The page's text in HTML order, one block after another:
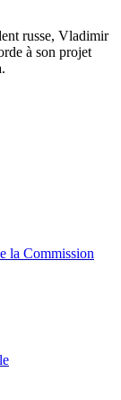
russe, Vladimir
à son projet
la Commission